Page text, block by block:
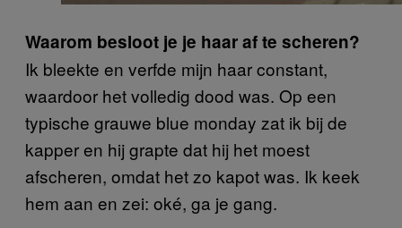
Waarom besloot je je haar af te scheren?
Ik bleekte en verfde mijn haar constant,
waardoor het volledig dood was. Op een
typische grauwe blue monday zat ik bij de
kapper en hij grapte dat hij het moest
afscheren, omdat het zo kapot was. Ik keek
hem aan en zei: oké, ga je gang.